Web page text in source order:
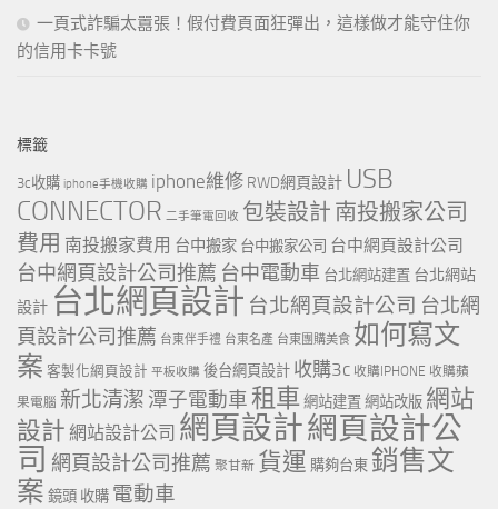
一頁式詐騙太囂張！假付費頁面狂彈出，這樣做才能守住你
的信用卡卡號
標籤
3c收購 iphone手機收購 iphone維修 RWD網頁設計 USB
CONNECTOR 二手筆電回收 包裝設計 南投搬家公司
費用 南投搬家費用 台中搬家 台中搬家公司 台中網頁設計公司
台中網頁設計公司推薦 台中電動車 台北網站建置 台北網站
設計 台北網頁設計 台北網頁設計公司 台北網
頁設計公司推薦 台東伴手禮 台東名產 台東團購美食 如何寫文
案 客製化網頁設計 平板收購 後台網頁設計 收購3c 收購IPHONE 收購蘋
果電腦 新北清潔 潭子電動車租車 網站建置 網站改版 網站
設計 網站設計公司 網頁設計網頁設計公
司 網頁設計公司推薦 聚甘新 貨運 購夠台東 銷售文
案 鏡頭 收購 電動車